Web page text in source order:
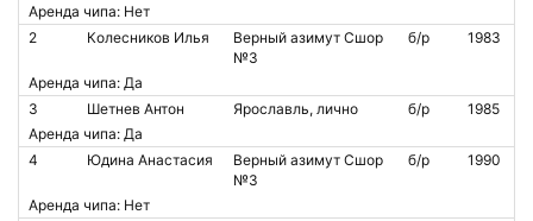
Аренда чипа: Нет
2
Колесников Илья
Верный азимут Сшор
№3
б/р 1983
Аренда чипа: Да
3
Шетнев Антон Ярославль, лично б/р
1985
Аренда чипа: Да
4
Юдина Анастасия
Верный азимут Сшор
№3
б/р 1990
Аренда чипа: Нет